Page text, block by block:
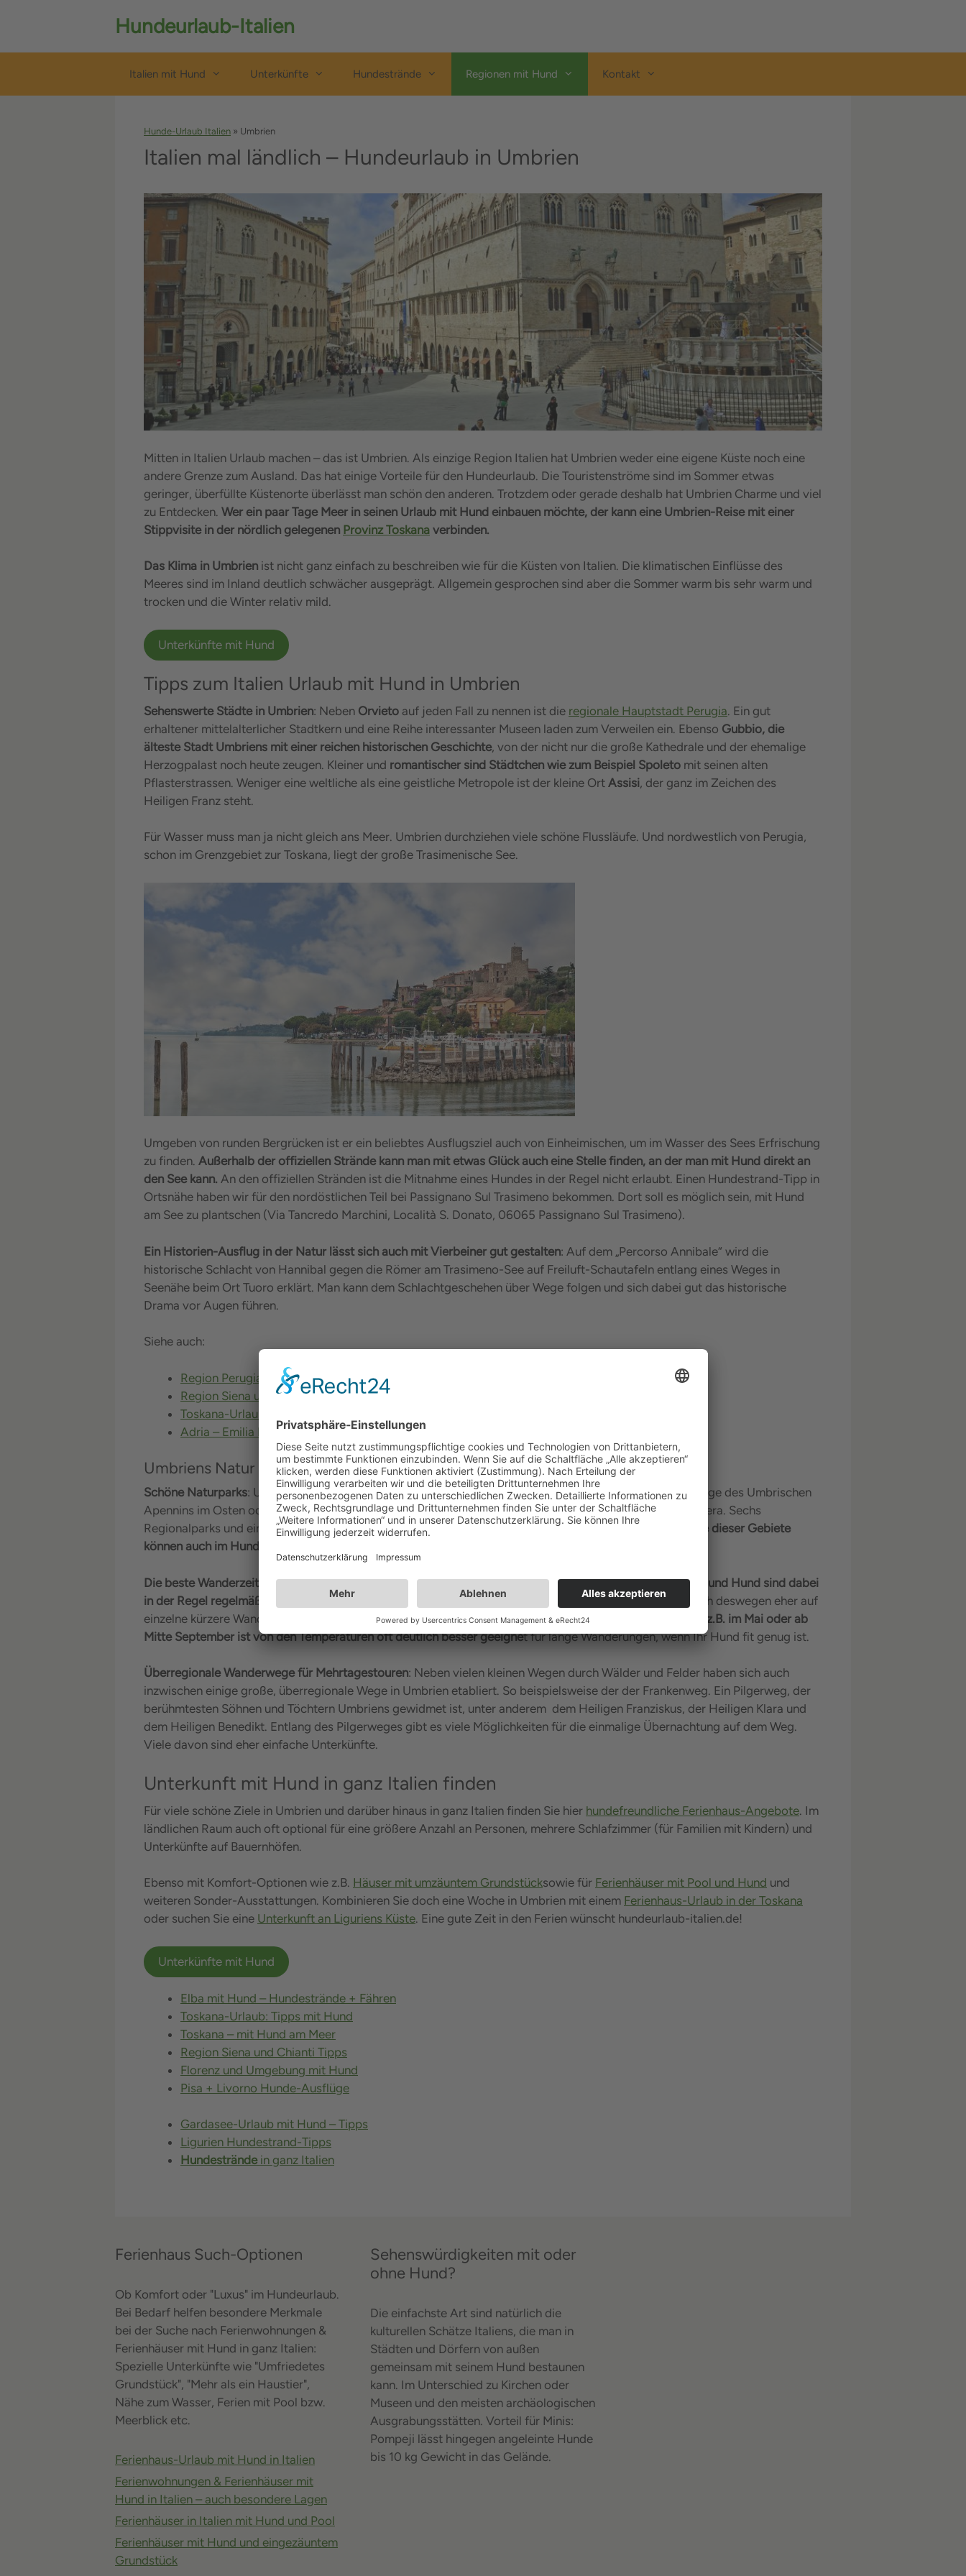
Hundeurlaub-Italien
Italien mit Hund Unterkünfte Hundestrände Regionen mit Hund Kontakt
Hunde-Urlaub Italien » Umbrien
Italien mal ländlich – Hundeurlaub in Umbrien
Mitten in Italien Urlaub machen – das ist Umbrien. Als einzige Region Italien hat Umbrien weder eine eigene Küste noch eine
andere Grenze zum Ausland. Das hat einige Vorteile für den Hundeurlaub. Die Touristenströme sind im Sommer etwas
geringer, überfüllte Küstenorte überlässt man schön den anderen. Trotzdem oder gerade deshalb hat Umbrien Charme und viel
zu Entdecken. Wer ein paar Tage Meer in seinen Urlaub mit Hund einbauen möchte, der kann eine Umbrien-Reise mit einer
Stippvisite in der nördlich gelegenen Provinz Toskana verbinden.
Das Klima in Umbrien ist nicht ganz einfach zu beschreiben wie für die Küsten von Italien. Die klimatischen Einflüsse des
Meeres sind im Inland deutlich schwächer ausgeprägt. Allgemein gesprochen sind aber die Sommer warm bis sehr warm und
trocken und die Winter relativ mild.
Unterkünfte mit Hund
Tipps zum Italien Urlaub mit Hund in Umbrien
Sehenswerte Städte in Umbrien: Neben Orvieto auf jeden Fall zu nennen ist die regionale Hauptstadt Perugia. Ein gut
erhaltener mittelalterlicher Stadtkern und eine Reihe interessanter Museen laden zum Verweilen ein. Ebenso Gubbio, die
älteste Stadt Umbriens mit einer reichen historischen Geschichte, von der nicht nur die große Kathedrale und der ehemalige
Herzogpalast noch heute zeugen. Kleiner und romantischer sind Städtchen wie zum Beispiel Spoleto mit seinen alten
Pflasterstrassen. Weniger eine weltliche als eine geistliche Metropole ist der kleine Ort Assisi, der ganz im Zeichen des
Heiligen Franz steht.
Für Wasser muss man ja nicht gleich ans Meer. Umbrien durchziehen viele schöne Flussläufe. Und nordwestlich von Perugia,
schon im Grenzgebiet zur Toskana, liegt der große Trasimenische See.
Umgeben von runden Bergrücken ist er ein beliebtes Ausflugsziel auch von Einheimischen, um im Wasser des Sees Erfrischung
zu finden. Außerhalb der offiziellen Strände kann man mit etwas Glück auch eine Stelle finden, an der man mit Hund direkt an
den See kann. An den offiziellen Stränden ist die Mitnahme eines Hundes in der Regel nicht erlaubt. Einen Hundestrand-Tipp in
Ortsnähe haben wir für den nordöstlichen Teil bei Passignano Sul Trasimeno bekommen. Dort soll es möglich sein, mit Hund
am See zu plantschen (Via Tancredo Marchini, Località S. Donato, 06065 Passignano Sul Trasimeno).
Ein Historien-Ausflug in der Natur lässt sich auch mit Vierbeiner gut gestalten: Auf dem „Percorso Annibale“ wird die
historische Schlacht von Hannibal gegen die Römer am Trasimeno-See auf Freiluft-Schautafeln entlang eines Weges in
Seenähe beim Ort Tuoro erklärt. Man kann dem Schlachtgeschehen über Wege folgen und sich dabei gut das historische
Drama vor Augen führen.
Siehe auch:
Region Perugia mit Hund
Region Siena und Chianti Tipps
Toskana-Urlaub mit Hund – Hundestrand Tipps
Adria – Emilia Romagna Hundestrände
Umbriens Natur mit Hund wann und wo?
Schöne Naturparks: Umbrien wird vielerorts geprägt vom Auf und Ab. So wie die ausgedehnte Gebirgszüge des Umbrischen
Apennins im Osten oder die hügeligen und teils sehr idyllischen Landschaften entlang des Flusstals der Nera. Sechs
Regionalparks und ein Nationalpark prägen besonders schätzenswerte Naturbereiche von Umbrien.
Viele dieser Gebiete
können auch im Hundeurlaub (allerdings mit angeleintem Vierbeiner) erwandert und erkundet werden.
Die beste Wanderzeit in Umbrien: Es existieren gut ausgeschilderte Wanderwege in Umbrien.Für Mensch und Hund sind dabei
in der Regel regelmäßig kleinere und größerer Steigungen zu überwinden
. Im Hochsommer sollte man sich deswegen eher auf
einzelne kürzere Wanderungen außerhalb der größten Hitzezeiten beschränken. Die
Vor-und Nachsaison z.B. im Mai oder ab
Mitte September ist von den Temperaturen oft deutlich besser geeignet für lange Wanderungen, wenn Ihr Hund fit genug ist.
Überregionale Wanderwege für Mehrtagestouren: Neben vielen kleinen Wegen durch Wälder und Felder haben sich auch
inzwischen einige große, überregionale Wege in Umbrien etabliert. So beispielsweise der der Frankenweg. Ein Pilgerweg, der
berühmtesten Söhnen und Töchtern Umbriens gewidmet ist, unter anderem dem Heiligen Franziskus, der Heiligen Klara und
dem Heiligen Benedikt. Entlang des Pilgerweges gibt es viele Möglichkeiten für die einmalige Übernachtung auf dem Weg.
Viele davon sind eher einfache Unterkünfte.
Unterkunft mit Hund in ganz Italien finden
Für viele schöne Ziele in Umbrien und darüber hinaus in ganz Italien finden Sie hier hundefreundliche Ferienhaus-Angebote. Im
ländlichen Raum auch oft optional für eine größere Anzahl an Personen, mehrere Schlafzimmer (für Familien mit Kindern) und
Unterkünfte auf Bauernhöfen.
Ebenso mit Komfort-Optionen wie z.B. Häuser mit umzäuntem Grundstücksowie für Ferienhäuser mit Pool und Hund und
weiteren Sonder-Ausstattungen. Kombinieren Sie doch eine Woche in Umbrien mit einem Ferienhaus-Urlaub in der Toskana
oder suchen Sie eine Unterkunft an Liguriens Küste. Eine gute Zeit in den Ferien wünscht hundeurlaub-italien.de!
Unterkünfte mit Hund
Elba mit Hund – Hundestrände + Fähren
Toskana-Urlaub: Tipps mit Hund
Toskana – mit Hund am Meer
Region Siena und Chianti Tipps
Florenz und Umgebung mit Hund
Pisa + Livorno Hunde-Ausflüge
Gardasee-Urlaub mit Hund – Tipps
Ligurien Hundestrand-Tipps
Hundesträndein ganz Italien
Ferienhaus Such-Optionen
Ob Komfort oder "Luxus" im Hundeurlaub.
Bei Bedarf helfen besondere Merkmale
bei der Suche nach Ferienwohnungen &
Ferienhäuser mit Hund in ganz Italien:
Spezielle Unterkünfte wie "Umfriedetes
Grundstück", "Mehr als ein Haustier",
Nähe zum Wasser, Ferien mit Pool bzw.
Meerblick etc.
Ferienhaus-Urlaub mit Hund in Italien
Ferienwohnungen & Ferienhäuser mit
Hund in Italien – auch besondere Lagen
Ferienhäuser in Italien mit Hund und Pool
Ferienhäuser mit Hund und eingezäuntem
Grundstück
Sehenswürdigkeiten mit oder
ohne Hund?
Die einfachste Art sind natürlich die
kulturellen Schätze Italiens, die man in
Städten und Dörfern von außen
gemeinsam mit seinem Hund bestaunen
kann. Im Unterschied zu Kirchen oder
Museen und den meisten archäologischen
Ausgrabungsstätten. Vorteil für Minis:
Pompeji lässt hingegen angeleinte Hunde
bis 10 kg Gewicht in das Gelände.